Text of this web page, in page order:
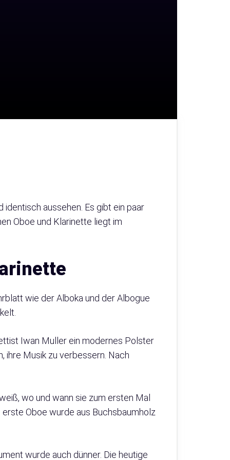
aussehen. Es gibt ein paar
Oboe und Klarinette liegt im
wie der Alboka und der Albogue
Iwan Muller ein modernes Polster
ihre Musik zu verbessern. Nach
wo und wann sie zum ersten Mal
Oboe wurde aus Buchsbaumholz
wurde auch dünner. Die heutige